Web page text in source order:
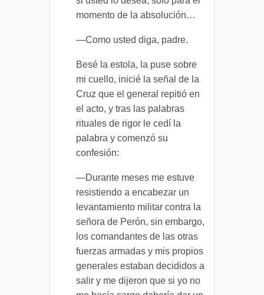
momento de la absolución…
—Como usted diga, padre.
Besé la estola, la puse sobre
mi cuello, inicié la señal de la
Cruz que el general repitió en
el acto, y tras las palabras
rituales de rigor le cedí la
palabra y comenzó su
confesión:
—Durante meses me estuve
resistiendo a encabezar un
levantamiento militar contra la
señora de Perón, sin embargo,
los comandantes de las otras
fuerzas armadas y mis propios
generales estaban decididos a
salir y me dijeron que si yo no